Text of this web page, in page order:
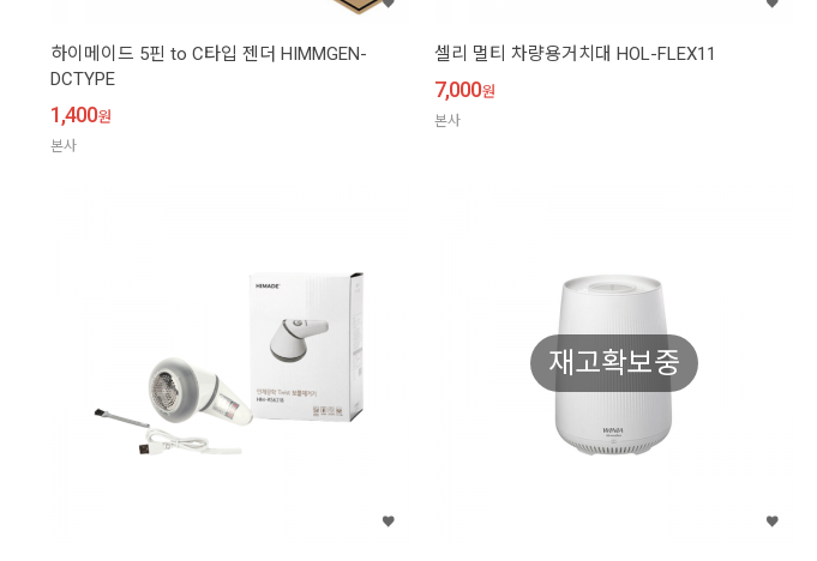
하이메이드 5핀 to C타입 젠더 HIMMGEN-
DCTYPE
1,400원
본사
셀리 멀티 차량용거치대 HOL-FLEX11
7,000원
본사
재고확보중